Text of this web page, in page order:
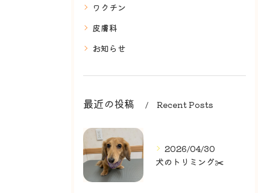
ワクチン
皮膚科
お知らせ
最近の投稿 Recent Posts
2026/04/30
犬のトリミング✂️